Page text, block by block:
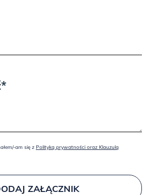
am się z Polityką prywatności oraz Klauzulą
ZAŁĄCZNIK